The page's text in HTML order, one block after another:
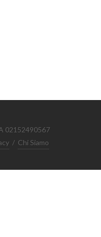
02152490567
/ Chi Siamo